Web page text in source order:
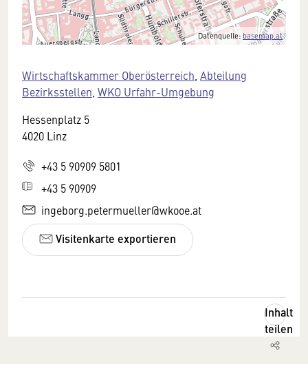
Datenquelle: basemap.at
Wirtschaftskammer Oberösterreich Abteilung
Bezirksstellen WKO Urfahr-Umgebung
Hessenplatz 5
4020 Linz
+43 5 90909 5801
+43 5 90909
ingeborg.petermueller@wkooe.at
Visitenkarte exportieren
Inhalt
teilen